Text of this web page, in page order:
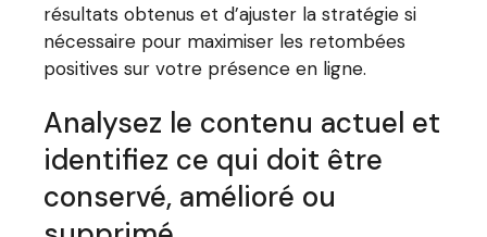
résultats obtenus et d’ajuster la stratégie si
nécessaire pour maximiser les retombées
positives sur votre présence en ligne.
Analysez le contenu actuel et
identifiez ce qui doit être
conservé, amélioré ou